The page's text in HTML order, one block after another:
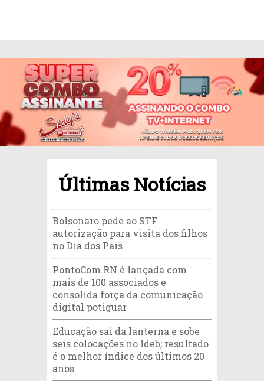
Últimas Notícias
Bolsonaro pede ao STF
autorização para visita dos filhos
no Dia dos Pais
PontoCom.RN é lançada com
mais de 100 associados e
consolida força da comunicação
digital potiguar
Educação sai da lanterna e sobe
seis colocações no Ideb; resultado
é o melhor índice dos últimos 20
anos